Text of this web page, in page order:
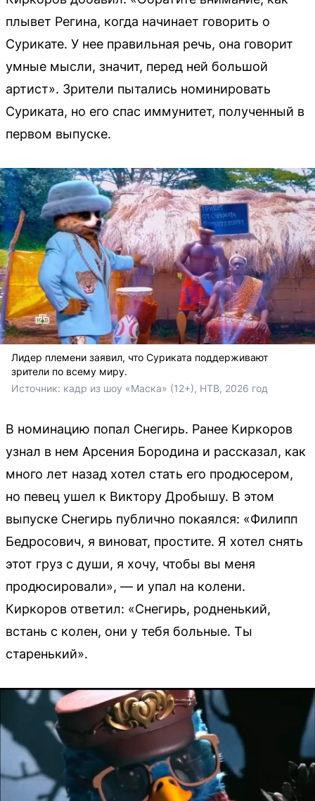
плывет Регина, когда начинает говорить о
Сурикате. У нее правильная речь, она говорит
умные мысли, значит, перед ней большой
артист». Зрители пытались номинировать
Суриката, но его спас иммунитет, полученный в
первом выпуске.
Лидер племени заявил, что Суриката поддерживают
зрители по всему миру.
Источник: кадр из шоу «Маска» (12+), НТВ, 2026 год
В номинацию попал Снегирь. Ранее Киркоров
узнал в нем Арсения Бородина и рассказал, как
много лет назад хотел стать его продюсером,
но певец ушел к Виктору Дробышу. В этом
выпуске Снегирь публично покаялся: «Филипп
Бедросович, я виноват, простите. Я хотел снять
этот груз с души, я хочу, чтобы вы меня
продюсировали», — и упал на колени.
Киркоров ответил: «Снегирь, родненький,
встань с колен, они у тебя больные. Ты
старенький».